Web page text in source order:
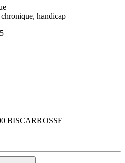
handicap
BISCARROSSE